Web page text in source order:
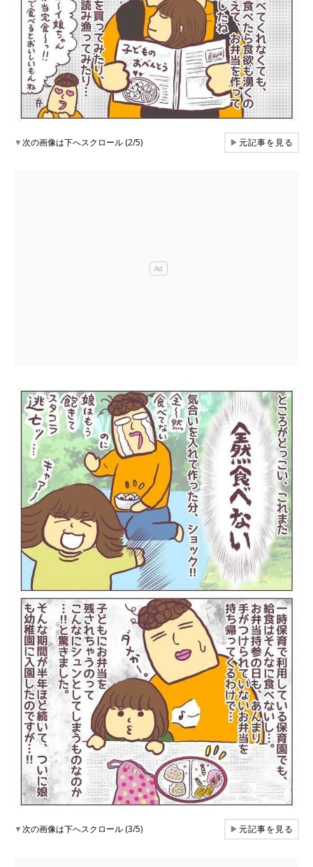
▼次の画像は下へスクロール (2/5) ▶元記事を見る
▼次の画像は下へスクロール (3/5) ▶元記事を見る